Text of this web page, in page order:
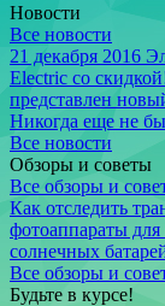
Новости
Все новости
21 декабря 2016
Electric со
представлен
Никогда еще не
Все новости
Обзоры и советы
Все обзоры и
Как отследить
фотоаппараты
солнечных
Все обзоры и
Будьте в курсе!